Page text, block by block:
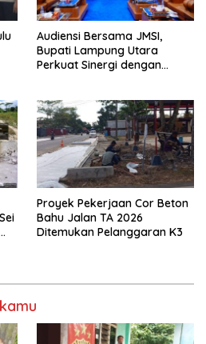
Audiensi Bersama JMSI,
Bupati Lampung Utara
Perkuat Sinergi dengan
Proyek Pekerjaan Cor Beton
Bahu Jalan TA 2026
Ditemukan Pelanggaran K3